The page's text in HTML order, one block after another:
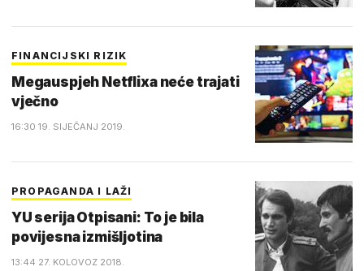
FINANCIJSKI RIZIK
Megauspjeh Netflixa neće trajati
vječno
16:30 19. SIJEČANJ 2019.
PROPAGANDA I LAŽI
YU serija Otpisani: To je bila
povijesna izmišljotina
13:44 27. KOLOVOZ 2018.